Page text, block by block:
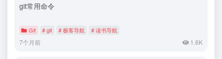
git常用命令
Git # git # 极客导航 # 读书导航
7个月前 1.6K